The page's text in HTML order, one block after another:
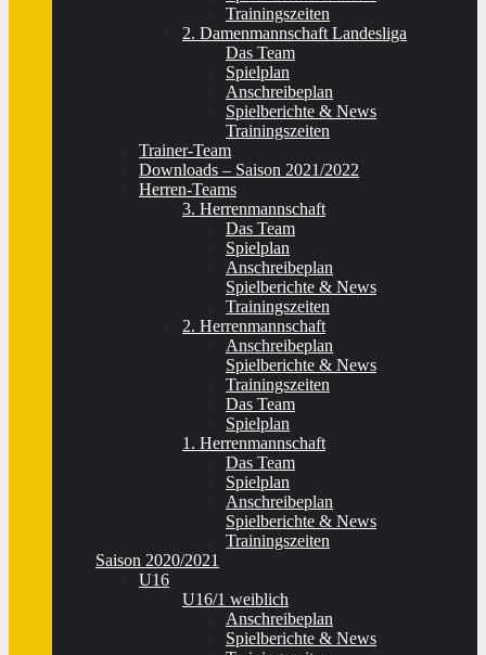
Trainingszeiten
2. Damenmannschaft Landesliga
Das Team
Spielplan
Anschreibeplan
Spielberichte & News
Trainingszeiten
Trainer-Team
Downloads – Saison 2021/2022
Herren-Teams
3. Herrenmannschaft
Das Team
Spielplan
Anschreibeplan
Spielberichte & News
Trainingszeiten
2. Herrenmannschaft
Anschreibeplan
Spielberichte & News
Trainingszeiten
Das Team
Spielplan
1. Herrenmannschaft
Das Team
Spielplan
Anschreibeplan
Spielberichte & News
Trainingszeiten
Saison 2020/2021
U16
U16/1 weiblich
Anschreibeplan
Spielberichte & News